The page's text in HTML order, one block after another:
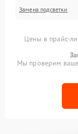
Замена подсветки
Цены в прайс-
Мы проверим